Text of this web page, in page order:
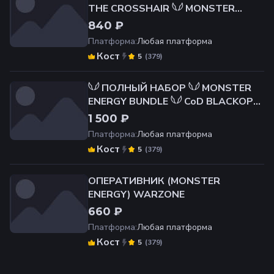
THE CROSSHAIR 𓆩𓆪 MONSTER
ENERGY CoD 𓆩𓆪 PC / Xbox / PS 𓆩𓆪
840 ₽
Платформа:Любая платформа
Кост (379)
5
𓆩𓆪 ПОЛНЫЙ НАБОР 𓆩𓆪 MONSTER
ENERGY BUNDLE 𓆩𓆪 CoD BLACKOPS
7 𓆩𓆪 PC / Xbox / PS 𓆩𓆪
1 500 ₽
Платформа:Любая платформа
Кост (379)
5
ОПЕРАТИВНИК (MONSTER
ENERGY) WARZONE
660 ₽
Платформа:Любая платформа
Кост (379)
5